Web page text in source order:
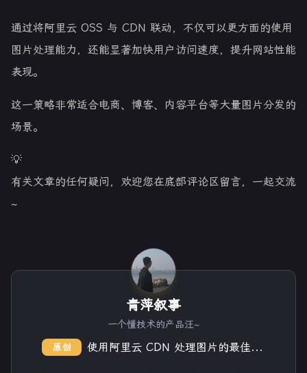
通过将阿里云 OSS 与 CDN 联动，不仅可以更方面的使用
图片处理能力，还能显著加快用户访问速度，提升网站性能
表现。
这一策略非常适合电商、博客、内容平台等大量图片分发的
场景。
💡
有关文章的任何疑问，欢迎您在底部评论区留言，一起交流
~
青萍叙事
一个懂技术的产品汪~
原创 使用阿里云 CDN 处理图片的最佳实践